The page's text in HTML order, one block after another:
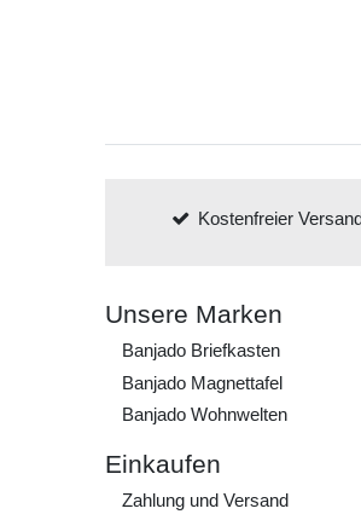
Kostenfreier
Unsere Marken
Banjado Briefkasten
Banjado Magnettafel
Banjado Wohnwelten
Einkaufen
Zahlung und Versand